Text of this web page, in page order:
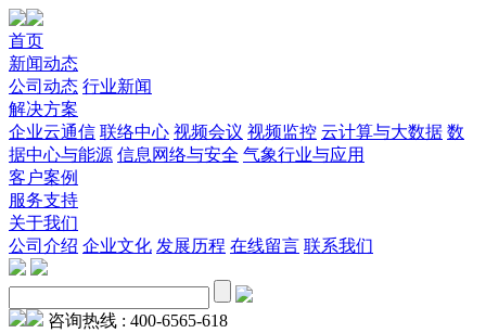
首页
新闻动态
公司动态 行业新闻
解决方案
企业云通信 联络中心 视频会议 视频监控 云计算与大数据 数
据中心与能源 信息网络与安全 气象行业与应用
客户案例
服务支持
关于我们
公司介绍 企业文化 发展历程 在线留言 联系我们
咨询热线 : 400-6565-618